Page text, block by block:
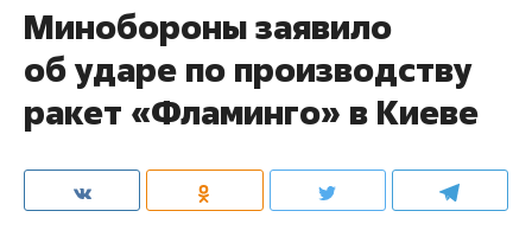
Минобороны заявило
об ударе по производству
ракет «Фламинго» в Киеве